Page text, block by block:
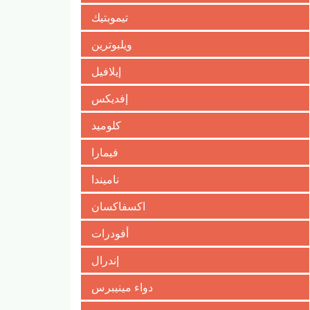
تيموبتيك
ويلبوترين
إيلافيل
إفديكس
كلوميد
فيمارا
ناميندا
اكسفاكسان
أفودرات
إندرال
دواء مينيبرس